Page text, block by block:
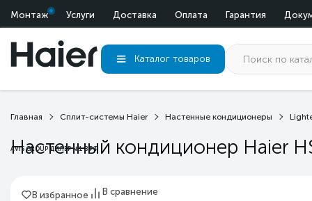
Монтаж Услуги Доставка Оплата Гарантия
AVIS GROUP ДИЛЕР №1 В РФ
Каталог товаров
Главная Сплит-системы Haier Настенные кондиционеры
Настенный кондиционер Haier
В избранное В сравнение